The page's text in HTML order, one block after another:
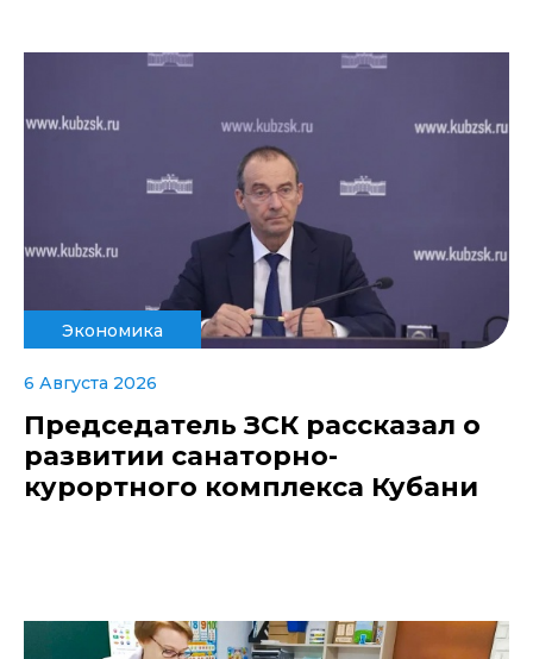
Экономика
6 Августа 2026
Председатель ЗСК рассказал о
развитии санаторно-
курортного комплекса Кубани